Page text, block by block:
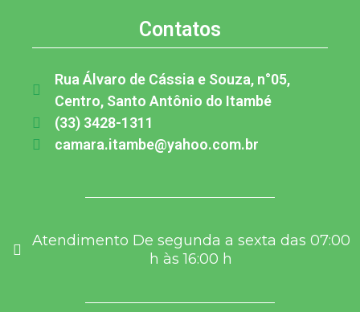
Contatos
Rua Álvaro de Cássia e Souza, n°05,
Centro, Santo Antônio do Itambé
(33) 3428-1311
camara.itambe@yahoo.com.br
Atendimento De segunda a sexta das 07:00
h às 16:00 h